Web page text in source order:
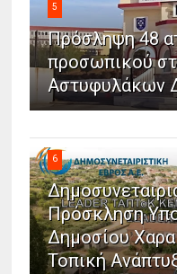
5
Πρόσληψη 48
προσωπικού
Αστυφυλάκων
6
Πρόσκληση
Δημοσίου
Τοπική